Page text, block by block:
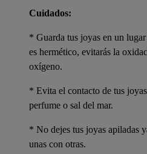
Cuidados:
* Guarda tus joyas en un
es hermético, evitarás la
oxígeno.
* Evita el contacto de tus
perfume o sal del mar.
* No dejes tus joyas apiladas
unas con otras.